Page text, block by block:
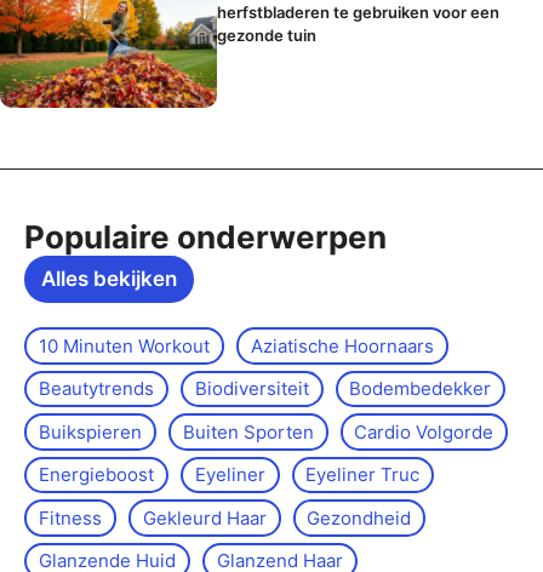
herfstbladeren te gebruiken voor een
gezonde tuin
Populaire onderwerpen
Alles bekijken
10 Minuten Workout
Aziatische Hoornaars
Beautytrends
Biodiversiteit
Bodembedekker
Buikspieren
Buiten Sporten
Cardio Volgorde
Energieboost
Eyeliner
Eyeliner Truc
Fitness
Gekleurd Haar
Gezondheid
Glanzende Huid
Glanzend Haar